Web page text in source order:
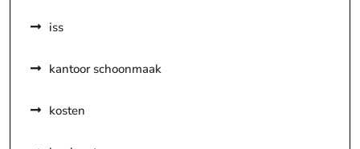
iss
kantoor schoonmaak
kosten